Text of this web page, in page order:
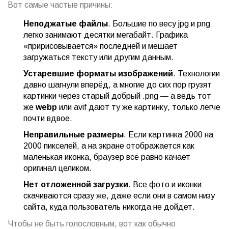
Вот самые частые причины:
Неподжатые файлы. Большие по весу jpg и png
легко занимают десятки мегабайт. Графика
«пририсовывается» последней и мешает
загружаться тексту или другим данным.
Устаревшие форматы изображений. Технологии
давно шагнули вперёд, а многие до сих пор грузят
картинки через старый добрый .png — а ведь тот
же webp или avif дают ту же картинку, только легче
почти вдвое.
Неправильные размеры. Если картинка 2000 на
2000 пикселей, а на экране отображается как
маленькая иконка, браузер всё равно качает
оригинал целиком.
Нет отложенной загрузки. Все фото и иконки
скачиваются сразу же, даже если они в самом низу
сайта, куда пользователь никогда не дойдет.
Чтобы не быть голословным, вот как обычно